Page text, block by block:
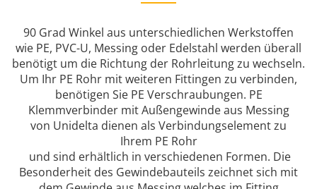
90 Grad Winkel aus unterschiedlichen Werkstoffen
wie PE, PVC-U, Messing oder Edelstahl werden überall
benötigt um die Richtung der Rohrleitung zu wechseln.
Um Ihr PE Rohr mit weiteren Fittingen zu verbinden,
benötigen Sie PE Verschraubungen. PE
Klemmverbinder mit Außengewinde aus Messing
von Unidelta dienen als Verbindungselement zu
Ihrem PE Rohr
und sind erhältlich in verschiedenen Formen. Die
Besonderheit des Gewindebauteils zeichnet sich mit